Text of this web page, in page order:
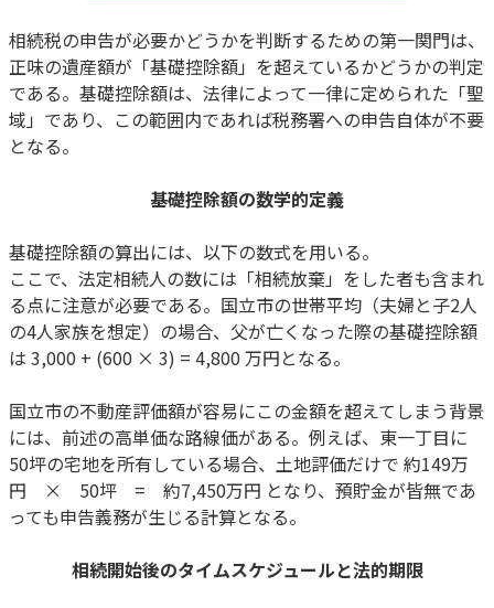
相続税の申告が必要かどうかを判断するための第一関門は、
正味の遺産額が「基礎控除額」を超えているかどうかの判定
である。基礎控除額は、法律によって一律に定められた「聖
域」であり、この範囲内であれば税務署への申告自体が不要
となる。
基礎控除額の数学的定義
基礎控除額の算出には、以下の数式を用いる。
ここで、法定相続人の数には「相続放棄」をした者も含まれ
る点に注意が必要である。国立市の世帯平均（夫婦と子2人
の4人家族を想定）の場合、父が亡くなった際の基礎控除額
は 3,000 + (600 × 3) = 4,800 万円となる。
国立市の不動産評価額が容易にこの金額を超えてしまう背景
には、前述の高単価な路線価がある。例えば、東一丁目に
50坪の宅地を所有している場合、土地評価だけで 約149万
円 × 50坪 = 約7,450万円 となり、預貯金が皆無であ
っても申告義務が生じる計算となる。
相続開始後のタイムスケジュールと法的期限